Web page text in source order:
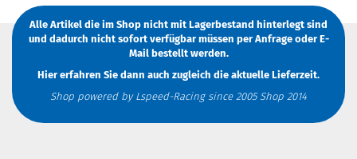
Alle Artikel die im Shop nicht mit Lagerbestand hinterlegt sind
und dadurch nicht sofort verfügbar müssen per AnfrageoderE-
Mailbestellt werden.
Hier erfahren Sie dann auch zugleich die aktuelle Lieferzeit.
Shop powered by Lspeed-Racing since 2005 Shop 2014